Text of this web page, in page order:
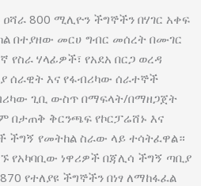
800 ሚሊዮን ችግኞችን በሃገር አቀፍ
በተያዘው መርሀ ግብር መሰረት በሙገር
ሃላፊዎች፣ የአደአ በርጋ ወረዳ
ሰራዊት እና የፋብሪካው ሰራተኞች
ጊቢ ውስጥ በማፍላት/በማዘጋጀት
በታጠቅ ቅርንጫፍ የኮርፓሬሸ‍ኑ እና
ችግኝ የመትከል ስራው ላይ ተሳትፈዋል።
የአካባቢው ነዋሪዎች በጃሊሳ ችግኝ ጣቢያ
የተለያዩ ችግኞችን በነፃ ለማከፋፈል